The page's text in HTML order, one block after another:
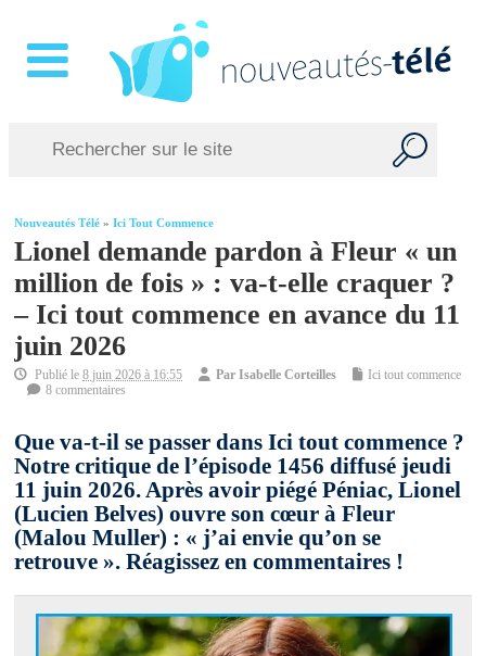
Nouveautés Télé »Ici Tout Commence
Lionel demande pardon à Fleur « un
million de fois » : va-t-elle craquer ?
– Ici tout commence en avance du 11
juin 2026
Publié le8 juin 2026 à 16:55 ParIsabelle Corteilles
Ici tout commence
8 commentaires
Que va-t-il se passer dans Ici tout commence ?
Notre critique de l’épisode 1456 diffusé jeudi
11 juin 2026. Après avoir piégé Péniac, Lionel
(Lucien Belves) ouvre son cœur à Fleur
(Malou Muller) : « j’ai envie qu’on se
retrouve ». Réagissez en commentaires !